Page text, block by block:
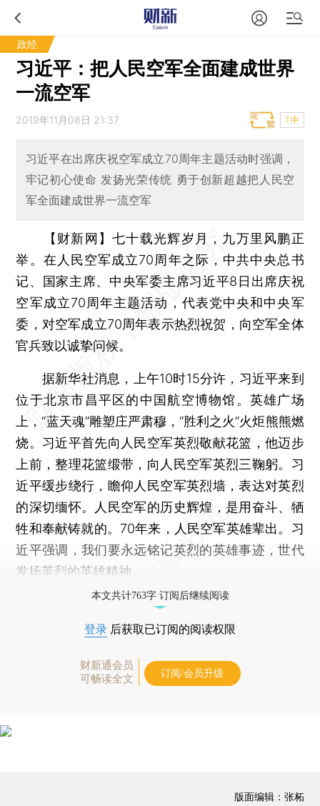
政经
习近平：把人民空军全面建成世界
一流空军
2019年11月08日 21:37 T中
习近平在出席庆祝空军成立70周年主题活动时强调，
牢记初心使命 发扬光荣传统 勇于创新超越把人民空
军全面建成世界一流空军
【财新网】七十载光辉岁月，九万里风鹏正
举。在人民空军成立70周年之际，中共中央总书
记、国家主席、中央军委主席习近平8日出席庆祝
空军成立70周年主题活动，代表党中央和中央军
委，对空军成立70周年表示热烈祝贺，向空军全体
官兵致以诚挚问候。
据新华社消息，上午10时15分许，习近平来到
位于北京市昌平区的中国航空博物馆。英雄广场
上，“蓝天魂”雕塑庄严肃穆，“胜利之火”火炬熊熊燃
烧。习近平首先向人民空军英烈敬献花篮，他迈步
上前，整理花篮缎带，向人民空军英烈三鞠躬。习
近平缓步绕行，瞻仰人民空军英烈墙，表达对英烈
的深切缅怀。人民空军的历史辉煌，是用奋斗、牺
牲和奉献铸就的。70年来，人民空军英雄辈出。习
近平强调，我们要永远铭记英烈的英雄事迹，世代
发扬英烈的英雄精神。
本文共计763字 订阅后继续阅读
登录 后获取已订阅的阅读权限
财新通会员
可畅读全文
订阅/会员升级
版面编辑：张柘